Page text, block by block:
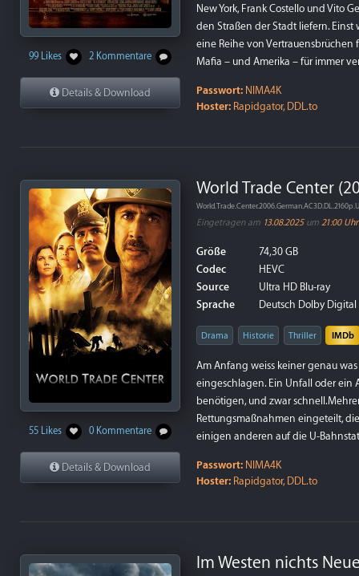
99 Likes 2 Kommentare
Details & Download
New York, Frank Costello und Vito
den Straßen der Stadt liefern.
eine Reihe von Vertrauensbrüchen
Mafia – und Amerika – für immer
Passwort: NIMA4K
Hoster: Rapidgator, DDL.to
55 Likes 0 Kommentare
Details & Download
World Trade Center
Eingetragen am 13.08.2025um 21:00 Uhr
Größe
74,30 GB
Codec
HEVC
Source
Ultra HD Blu-ray
Sprache
Deutsch Dolby Digital
Drama Historie Thriller IMDb
Am Anfang weiss keiner genau was
eingeschlagen. Ein Unfall oder ein
benötigen, und zwar
Rettungsmaßnahmen eingeteilt,
einigen anderen auf die U-
Passwort: NIMA4K
Hoster: Rapidgator, DDL.to
Im Westen nichts